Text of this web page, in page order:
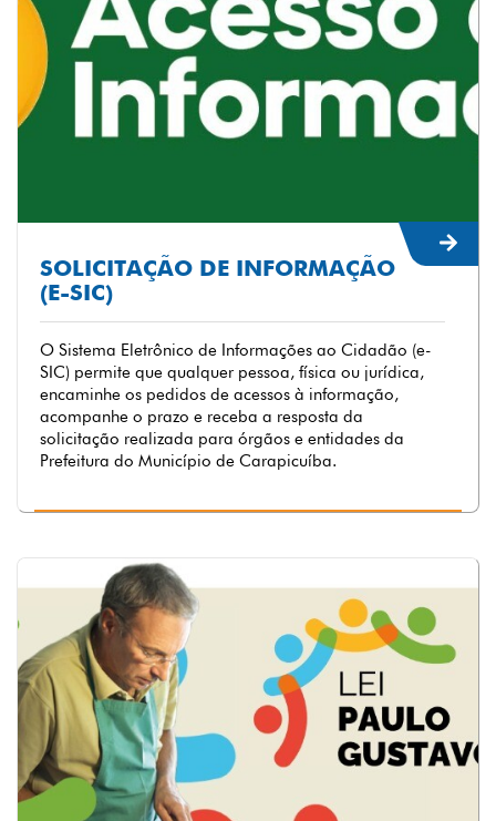
SOLICITAÇÃO DE INFORMAÇÃO
(E-SIC)
O Sistema Eletrônico de Informações ao Cidadão (e-
SIC) permite que qualquer pessoa, física ou jurídica,
encaminhe os pedidos de acessos à informação,
acompanhe o prazo e receba a resposta da
solicitação realizada para órgãos e entidades da
Prefeitura do Município de Carapicuíba.